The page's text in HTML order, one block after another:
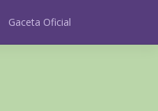
Gaceta Oficial